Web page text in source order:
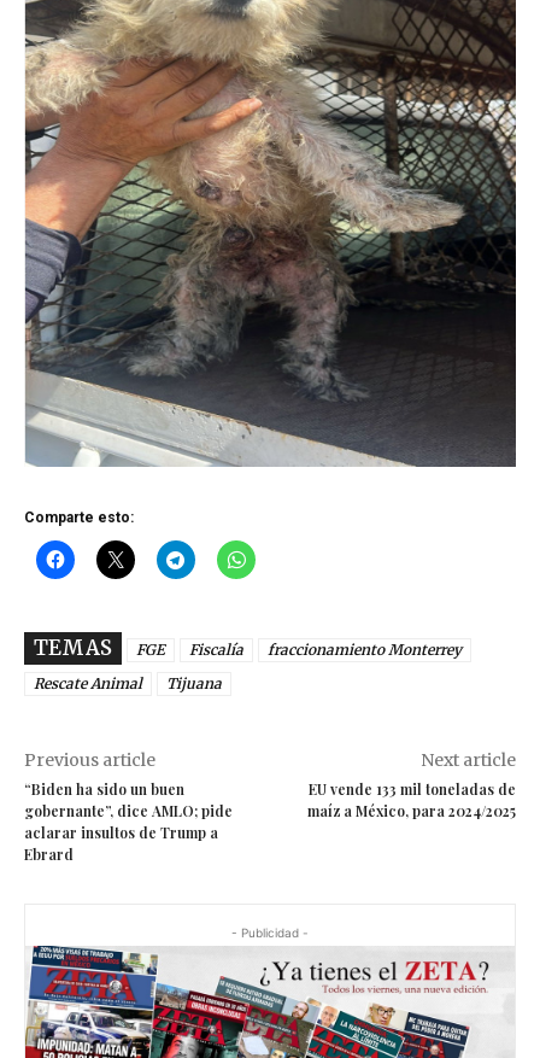
Comparte esto:
TEMAS FGE Fiscalía
fraccionamiento Monterrey
Rescate Animal
Tijuana
Previous article
“Biden ha sido un buen
gobernante”, dice AMLO; pide
aclarar insultos de Trump a
Ebrard
Next article
EU vende 133 mil toneladas de
maíz a México, para 2024/2025
- Publicidad -